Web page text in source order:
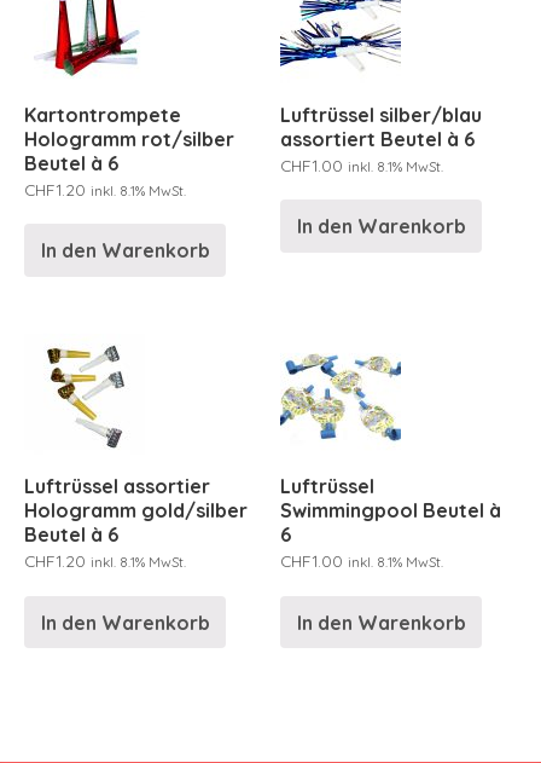
Kartontrompete
Hologramm rot/silber
Beutel à 6
CHF1.20 inkl. 8.1% MwSt.
In den Warenkorb
Luftrüssel silber/blau
assortiert Beutel à 6
CHF1.00 inkl. 8.1% MwSt.
In den Warenkorb
Luftrüssel assortier
Hologramm gold/silber
Beutel à 6
CHF1.20 inkl. 8.1% MwSt.
In den Warenkorb
Luftrüssel
Swimmingpool Beutel à
6
CHF1.00 inkl. 8.1% MwSt.
In den Warenkorb